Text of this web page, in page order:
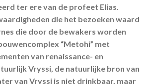
ter ere van de profeet Elias.
die het bezoeken waard
die door de bewakers worden
“Metohi” met
van renaissance- en
Vryssi, de natuurlijke bron van
van Vryssi is niet drinkbaar, maar